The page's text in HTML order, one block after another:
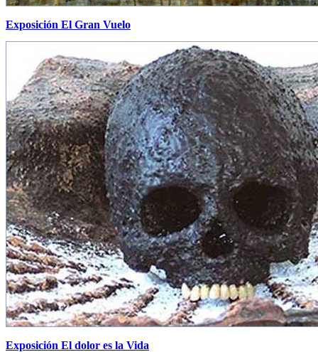
Exposición El Gran Vuelo
Exposición El dolor es la Vida